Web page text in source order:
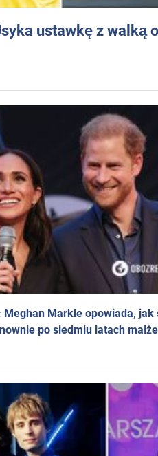
ustawkę z walką
Markle opowiada, jak
po siedmiu latach